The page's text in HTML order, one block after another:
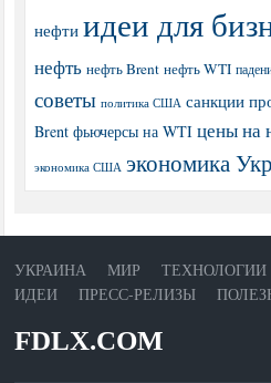
нефти идеи для
нефть нефть Brent нефть WTI
советы политика США санкции
Brent фьючерсы на WTI цены на
экономика США экономика
УКРАИНА МИР ТЕХНОЛОГИИ
ИДЕИ
ПРЕСС-РЕЛИЗЫ
FDLX.COM